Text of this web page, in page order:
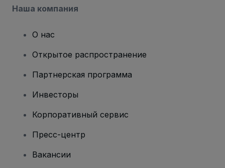
Наша компания
О нас
Открытое распространение
Партнерская программа
Инвесторы
Корпоративный сервис
Пресс-центр
Вакансии